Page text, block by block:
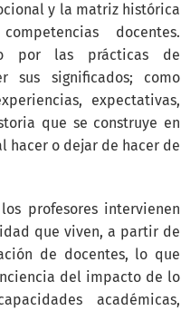
y la matriz histórica
docentes.
por las prácticas de
sus significados; como
expectativas,
que se construye en
hacer o dejar de hacer de
profesores intervienen
que viven, a partir de
de docentes, lo que
del impacto de lo
académicas,